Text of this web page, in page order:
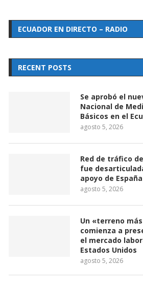
ECUADOR EN DIRECTO – RADIO
RECENT POSTS
Se aprobó el
Nacional de
Básicos en el
agosto 5, 2026
Red de tráfico
fue
apoyo de España
agosto 5, 2026
Un «terreno
comienza a
el mercado
Estados Unidos
agosto 5, 2026